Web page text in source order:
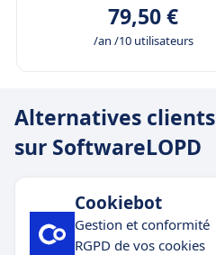
79,50 €
/an /10 utilisateurs
Alternatives clients
sur SoftwareLOPD
Cookiebot
Gestion et conformité
RGPD de vos cookies